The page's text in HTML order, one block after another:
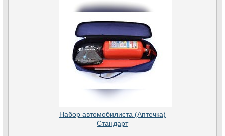
Набор автомобилиста (Аптечка)
Стандарт